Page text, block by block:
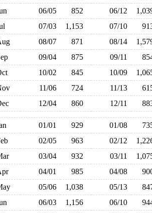
06/05 852 06/12
07/03 1,153 07/10
08/07 871 08/14
09/04 875 09/11
10/02 845 10/09
11/06 724 11/13
12/04 860 12/11
01/01 929 01/08
02/05 963 02/12
03/04 932 03/11
04/01 985 04/08
05/06 1,038 05/13
06/03 1,156 06/10